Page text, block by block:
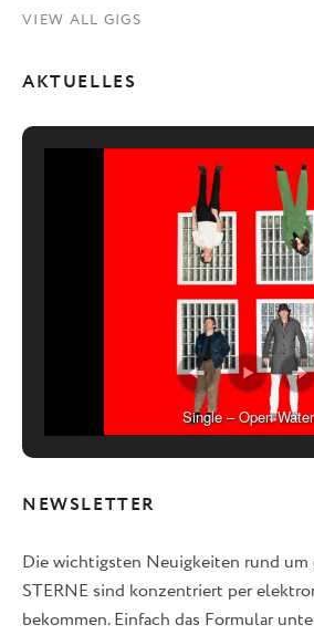
VIEW ALL GIGS
AKTUELLES
Single – Open Water
NEWSLETTER
Die wichtigsten Neuigkeiten rund um
STERNE sind konzentriert per
bekommen. Einfach das Formular